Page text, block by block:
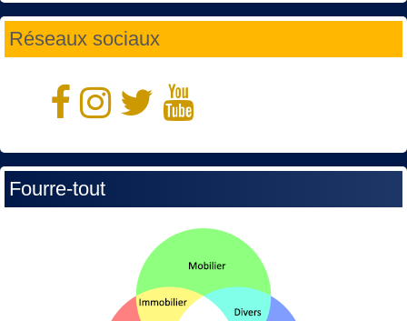
Réseaux sociaux
Fourre-tout